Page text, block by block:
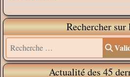
Rechercher sur
Valider
Actualité des 45